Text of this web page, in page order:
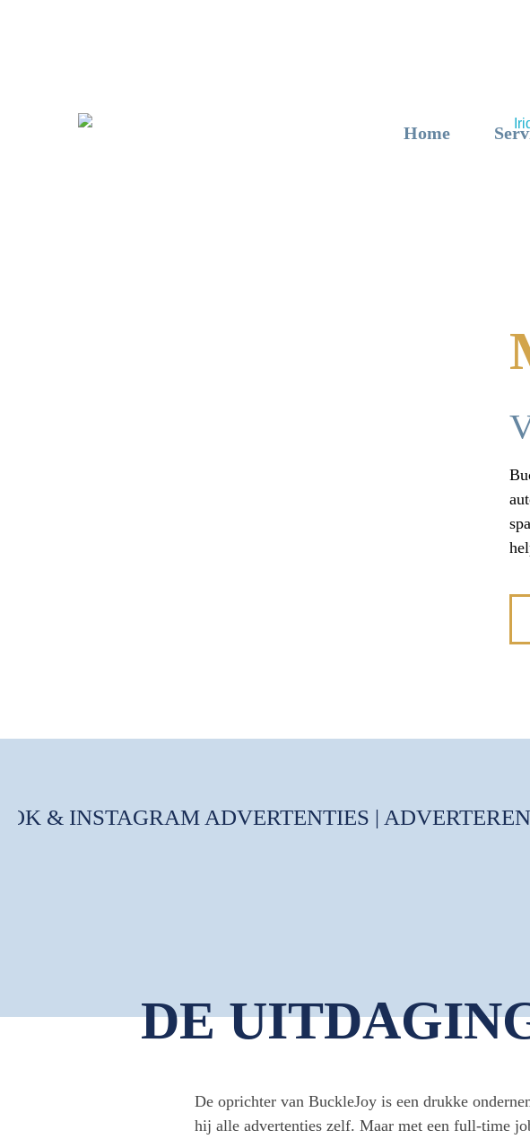
Home
& INSTAGRAM ADVERTENTIES | ADVERTEREN
DE
De oprichter van BuckleJoy is een drukke
hij alle advertenties zelf. Maar met een full-time